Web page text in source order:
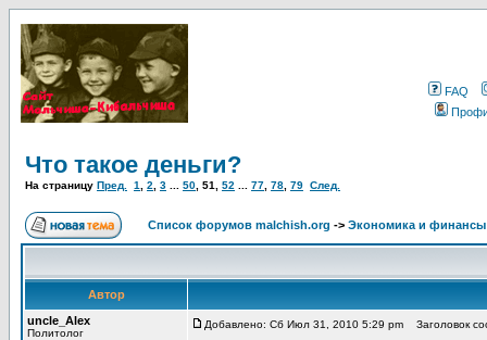
FAQ
Что такое деньги?
На страницу Пред. 1 2 3 50 51 52 77 78 79 След.
Список форумов malchish.org -> Экономика и финансы
Автор
uncle_Alex
Политолог
Добавлено: Сб Июл 31, 2010 5:29 pm Заголовок